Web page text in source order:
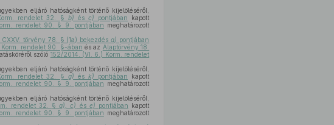
eljáró hatóságként történő kijelöléséről,
rendelet 32. § b) és c) pontjában kapott
rendelet 90. § 9. pontjában meghatározott
CXXV. törvény 78. § (1a) bekezdésa) pontjában
rendelet 90. §-ában és az Alaptörvény 18.
szóló 152/2014. (VI. 6.) Korm. rendelet
eljáró hatóságként történő kijelöléséről,
rendelet 32. § g) és k) pontjában kapott
rendelet 90. § 9. pontjában meghatározott
eljáró hatóságként történő kijelöléséről,
rendelet 32. §a), c) és e) pontjában kapott
rendelet 90. § 9. pontjában meghatározott